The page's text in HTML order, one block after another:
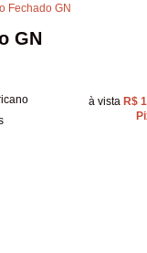
Fechado GN
GN
à vista R$